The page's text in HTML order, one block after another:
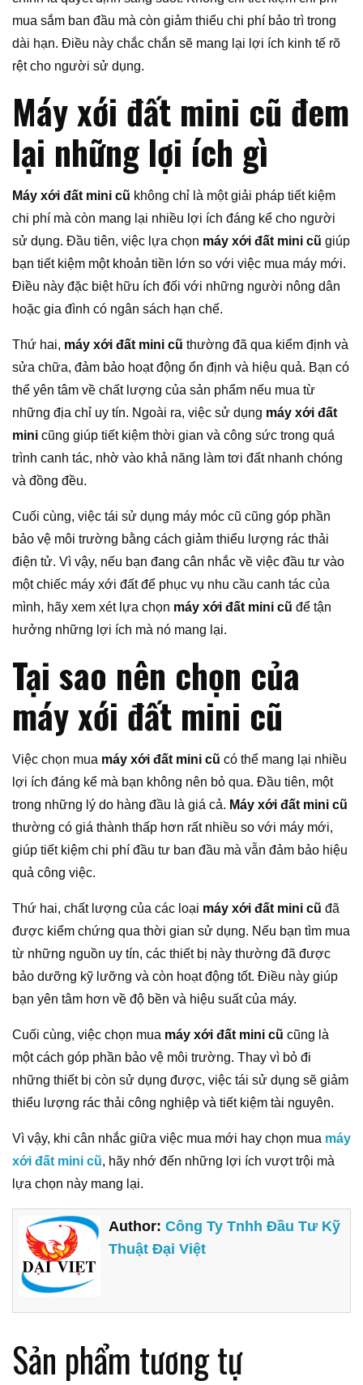
mua sắm ban đầu mà còn giảm thiểu chi phí bảo trì trong
dài hạn. Điều này chắc chắn sẽ mang lại lợi ích kinh tế rõ
rệt cho người sử dụng.
Máy xới đất mini cũ đem
lại những lợi ích gì
Máy xới đất mini cũ không chỉ là một giải pháp tiết kiệm
chi phí mà còn mang lại nhiều lợi ích đáng kể cho người
sử dụng. Đầu tiên, việc lựa chọn máy xới đất mini cũ giúp
bạn tiết kiệm một khoản tiền lớn so với việc mua máy mới.
Điều này đặc biệt hữu ích đối với những người nông dân
hoặc gia đình có ngân sách hạn chế.
Thứ hai, máy xới đất mini cũ thường đã qua kiểm định và
sửa chữa, đảm bảo hoạt động ổn định và hiệu quả. Bạn có
thể yên tâm về chất lượng của sản phẩm nếu mua từ
những địa chỉ uy tín. Ngoài ra, việc sử dụng máy xới đất
mini cũng giúp tiết kiệm thời gian và công sức trong quá
trình canh tác, nhờ vào khả năng làm tơi đất nhanh chóng
và đồng đều.
Cuối cùng, việc tái sử dụng máy móc cũ cũng góp phần
bảo vệ môi trường bằng cách giảm thiểu lượng rác thải
điện tử. Vì vậy, nếu bạn đang cân nhắc về việc đầu tư vào
một chiếc máy xới đất để phục vụ nhu cầu canh tác của
mình, hãy xem xét lựa chọn máy xới đất mini cũ để tận
hưởng những lợi ích mà nó mang lại.
Tại sao nên chọn của
máy xới đất mini cũ
Việc chọn mua máy xới đất mini cũ có thể mang lại nhiều
lợi ích đáng kể mà bạn không nên bỏ qua. Đầu tiên, một
trong những lý do hàng đầu là giá cả. Máy xới đất mini cũ
thường có giá thành thấp hơn rất nhiều so với máy mới,
giúp tiết kiệm chi phí đầu tư ban đầu mà vẫn đảm bảo hiệu
quả công việc.
Thứ hai, chất lượng của các loại máy xới đất mini cũ đã
được kiểm chứng qua thời gian sử dụng. Nếu bạn tìm mua
từ những nguồn uy tín, các thiết bị này thường đã được
bảo dưỡng kỹ lưỡng và còn hoạt động tốt. Điều này giúp
bạn yên tâm hơn về độ bền và hiệu suất của máy.
Cuối cùng, việc chọn mua máy xới đất mini cũ cũng là
một cách góp phần bảo vệ môi trường. Thay vì bỏ đi
những thiết bị còn sử dụng được, việc tái sử dụng sẽ giảm
thiểu lượng rác thải công nghiệp và tiết kiệm tài nguyên.
Vì vậy, khi cân nhắc giữa việc mua mới hay chọn mua máy
xới đất mini cũ, hãy nhớ đến những lợi ích vượt trội mà
lựa chọn này mang lại.
Author:Công Ty Tnhh Đầu Tư Kỹ
Thuật Đại Việt
Sản phẩm tương tự